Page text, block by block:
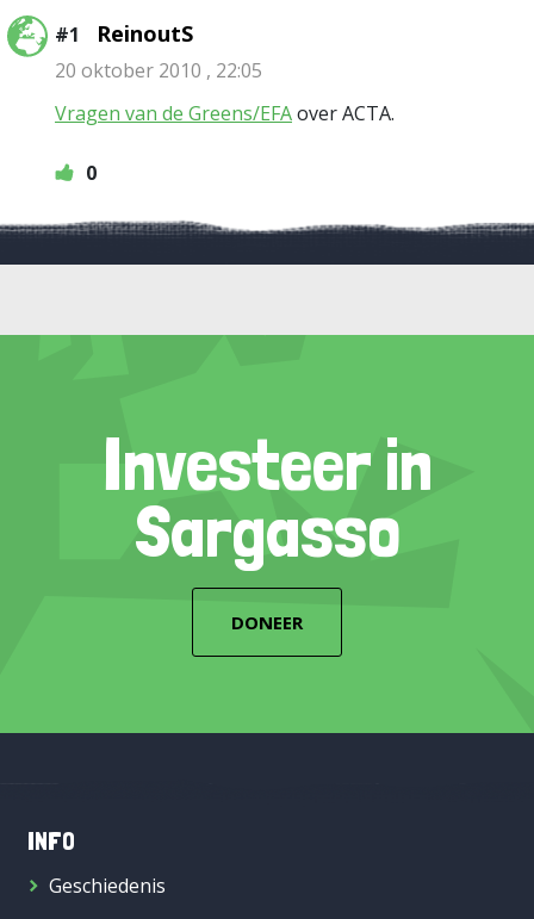
#1 ReinoutS
20 oktober 2010 , 22:05
Vragen van de Greens/EFAover ACTA.
0
Investeer in
Sargasso
DONEER
INFO
Geschiedenis